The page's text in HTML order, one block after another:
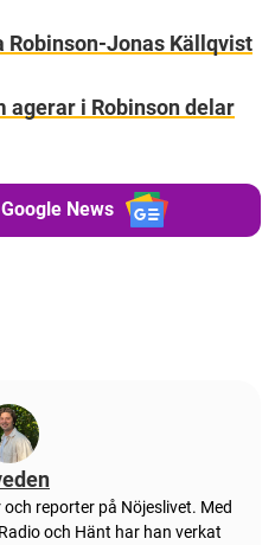
Robinson-Jonas Källqvist
agerar i Robinson delar
News
reporter på Nöjeslivet. Med
och Hänt har han verkat